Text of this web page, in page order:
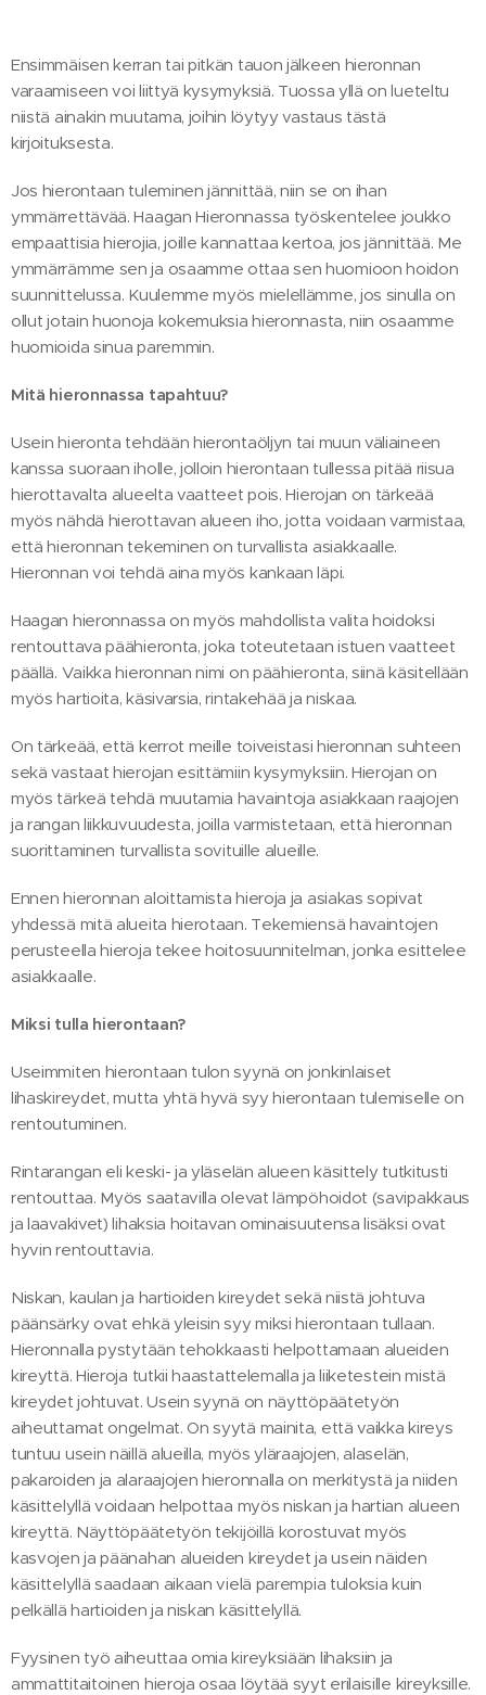
Ensimmäisen kerran tai pitkän tauon jälkeen hieronnan
varaamiseen voi liittyä kysymyksiä. Tuossa yllä on lueteltu
niistä ainakin muutama, joihin löytyy vastaus tästä
kirjoituksesta.
Jos hierontaan tuleminen jännittää, niin se on ihan
ymmärrettävää. Haagan Hieronnassa työskentelee joukko
empaattisia hierojia, joille kannattaa kertoa, jos jännittää. Me
ymmärrämme sen ja osaamme ottaa sen huomioon hoidon
suunnittelussa. Kuulemme myös mielellämme, jos sinulla on
ollut jotain huonoja kokemuksia hieronnasta, niin osaamme
huomioida sinua paremmin.
Mitä hieronnassa tapahtuu?
Usein hieronta tehdään hierontaöljyn tai muun väliaineen
kanssa suoraan iholle, jolloin hierontaan tullessa pitää riisua
hierottavalta alueelta vaatteet pois. Hierojan on tärkeää
myös nähdä hierottavan alueen iho, jotta voidaan varmistaa,
että hieronnan tekeminen on turvallista asiakkaalle.
Hieronnan voi tehdä aina myös kankaan läpi.
Haagan hieronnassa on myös mahdollista valita hoidoksi
rentouttava päähieronta, joka toteutetaan istuen vaatteet
päällä. Vaikka hieronnan nimi on päähieronta, siinä käsitellään
myös hartioita, käsivarsia, rintakehää ja niskaa.
On tärkeää, että kerrot meille toiveistasi hieronnan suhteen
sekä vastaat hierojan esittämiin kysymyksiin. Hierojan on
myös tärkeä tehdä muutamia havaintoja asiakkaan raajojen
ja rangan liikkuvuudesta, joilla varmistetaan, että hieronnan
suorittaminen turvallista sovituille alueille.
Ennen hieronnan aloittamista hieroja ja asiakas sopivat
yhdessä mitä alueita hierotaan. Tekemiensä havaintojen
perusteella hieroja tekee hoitosuunnitelman, jonka esittelee
asiakkaalle.
Miksi tulla hierontaan?
Useimmiten hierontaan tulon syynä on jonkinlaiset
lihaskireydet, mutta yhtä hyvä syy hierontaan tulemiselle on
rentoutuminen.
Rintarangan eli keski- ja yläselän alueen käsittely tutkitusti
rentouttaa. Myös saatavilla olevat lämpöhoidot (savipakkaus
ja laavakivet) lihaksia hoitavan ominaisuutensa lisäksi ovat
hyvin rentouttavia.
Niskan, kaulan ja hartioiden kireydet sekä niistä johtuva
päänsärky ovat ehkä yleisin syy miksi hierontaan tullaan.
Hieronnalla pystytään tehokkaasti helpottamaan alueiden
kireyttä. Hieroja tutkii haastattelemalla ja liiketestein mistä
kireydet johtuvat. Usein syynä on näyttöpäätetyön
aiheuttamat ongelmat. On syytä mainita, että vaikka kireys
tuntuu usein näillä alueilla, myös yläraajojen, alaselän,
pakaroiden ja alaraajojen hieronnalla on merkitystä ja niiden
käsittelyllä voidaan helpottaa myös niskan ja hartian alueen
kireyttä. Näyttöpäätetyön tekijöillä korostuvat myös
kasvojen ja päänahan alueiden kireydet ja usein näiden
käsittelyllä saadaan aikaan vielä parempia tuloksia kuin
pelkällä hartioiden ja niskan käsittelyllä.
Fyysinen työ aiheuttaa omia kireyksiään lihaksiin ja
ammattitaitoinen hieroja osaa löytää syyt erilaisille kireyksille.